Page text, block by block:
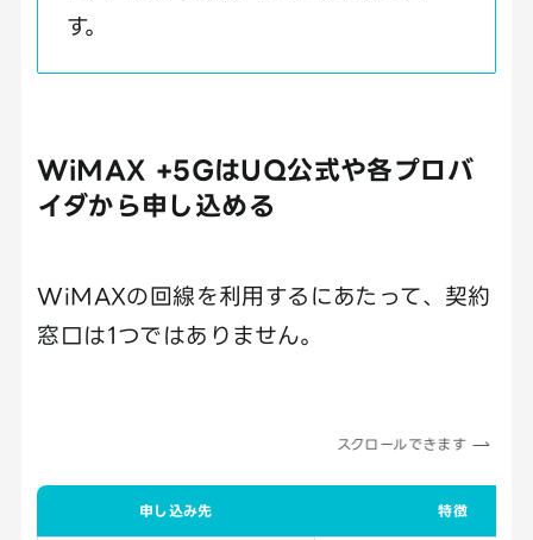
す。
WiMAX +5GはUQ公式や各プロバ
イダから申し込める
WiMAXの回線を利用するにあたって、契約
窓口は1つではありません。
スクロールできます
申し込み先 特徴